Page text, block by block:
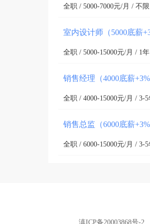
全职 / 5000-7000元/月 / 不
室内设计师（5000底薪
全职 / 5000-15000元/月 / 1
销售经理（4000底薪
全职 / 4000-15000元/月 / 3-
销售总监（6000底薪
全职 / 6000-15000元/月 / 3-
滇ICP备20003868号-2